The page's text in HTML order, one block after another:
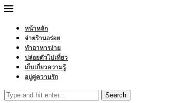
หน้าหลัก
จ่ายร้านอร่อย
ทำอาหารง่าย
ปล่อยตัวไปเที่ยว
เก็บเกี่ยวความรู้
อยู่คู่ความรัก
Search